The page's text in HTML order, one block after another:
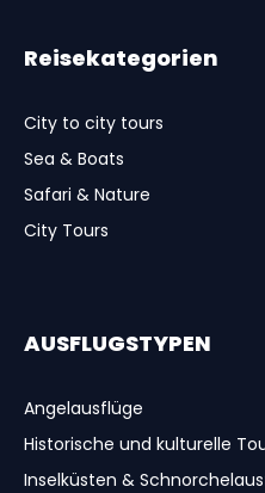
Reisekategorien
City to city tours
Sea & Boats
Safari & Nature
City Tours
AUSFLUGSTYPEN
Angelausflüge
Historische und kulturelle
Inselküsten &